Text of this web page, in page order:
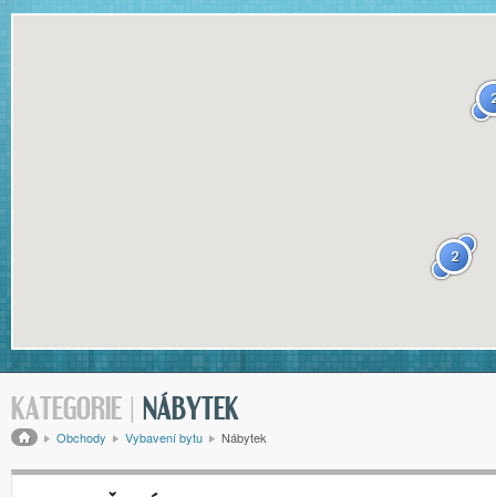
Mapa obsahu
2
KATEGORIE | NÁBYTEK
Drobečková navigace
Obchody Vybavení bytu Nábytek